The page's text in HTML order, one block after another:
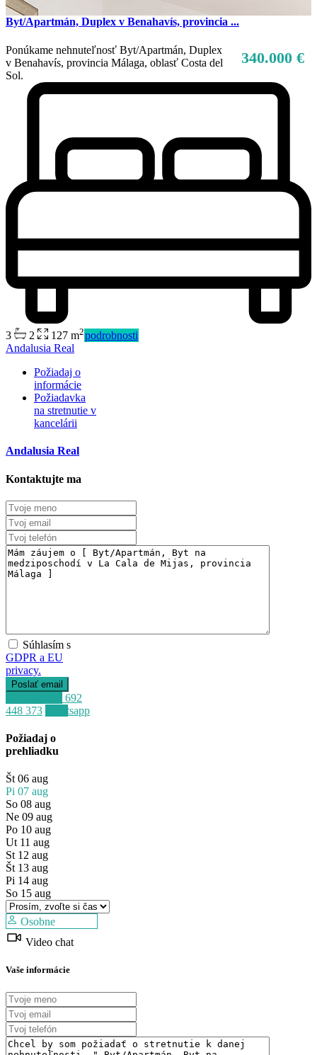
Predaj
Predaj
Mimo trhu
Byt/Apartmán, Duplex v Benahavís, provincia ...
340.000 €
Ponúkame nehnuteľnosť Byt/Apartmán, Duplex
v Benahavís, provincia Málaga, oblasť Costa del
Sol.
3 2 127 m2podrobnosti
Andalusia Real
Požiadaj o
informácie
Požiadavka
na stretnutie v
kancelárii
Andalusia Real
Kontaktujte ma
Súhlasím s
GDPR a EU
privacy.
+34 692
448 373
Whatsapp
Požiadaj o
prehliadku
Št 06 aug
Pi 07 aug
So 08 aug
Ne 09 aug
Po 10 aug
Ut 11 aug
St 12 aug
Št 13 aug
Pi 14 aug
So 15 aug
Osobne
Video chat
Vaše informácie